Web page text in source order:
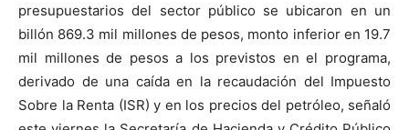
presupuestarios del sector público se ubicaron en un
billón 869.3 mil millones de pesos, monto inferior en 19.7
mil millones de pesos a los previstos en el programa,
derivado de una caída en la recaudación del Impuesto
Sobre la Renta (ISR) y en los precios del petróleo, señaló